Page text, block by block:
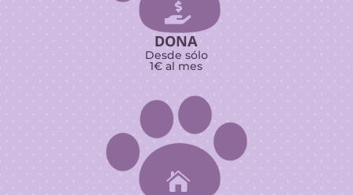

DONA
Desde sólo
1€ al mes
